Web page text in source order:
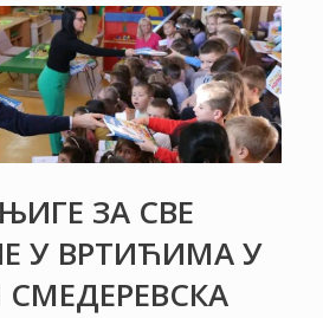
ЗА СВЕ
У ВРТИЋИМА У